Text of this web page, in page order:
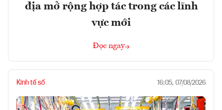
địa mở rộng hợp tác trong các lĩnh
vực mới
Đọc ngay
Kinh tế số 16:05, 07/08/2026